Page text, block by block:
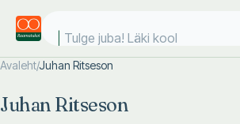
Tulge juba! Läki kooli
Avaleht/Juhan Ritseson
Juhan Ritseson